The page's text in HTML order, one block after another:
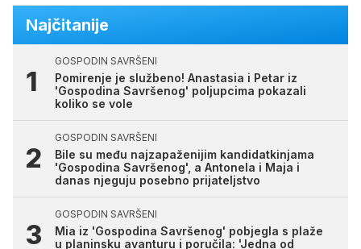
Najčitanije
GOSPODIN SAVRŠENI
Pomirenje je službeno! Anastasia i Petar iz
'Gospodina Savršenog' poljupcima pokazali
koliko se vole
GOSPODIN SAVRŠENI
Bile su među najzapaženijim kandidatkinjama
'Gospodina Savršenog', a Antonela i Maja i
danas njeguju posebno prijateljstvo
GOSPODIN SAVRŠENI
Mia iz 'Gospodina Savršenog' pobjegla s plaže
u planinsku avanturu i poručila: 'Jedna od